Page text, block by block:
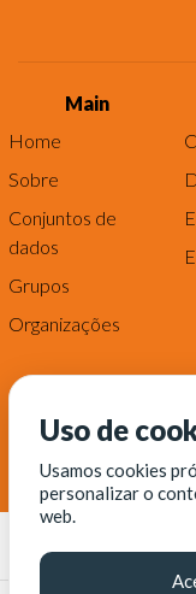
Main
Home
Sobre
Conjuntos de
dados
Grupos
Organizações
Uso de
Usamos cookies
personalizar o
web.